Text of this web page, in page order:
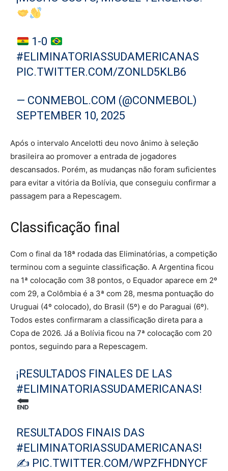
1-0
#ELIMINATORIASSUDAMERICANAS
PIC.TWITTER.COM/ZONLD5KLB6
— CONMEBOL.COM (@CONMEBOL)
SEPTEMBER 10, 2025
Após o intervalo Ancelotti deu novo ânimo à seleção
brasileira ao promover a entrada de jogadores
descansados. Porém, as mudanças não foram suficientes
para evitar a vitória da Bolívia, que conseguiu confirmar a
passagem para a Repescagem.
Classificação final
Com o final da 18ª rodada das Eliminatórias, a competição
terminou com a seguinte classificação. A Argentina ficou
na 1ª colocação com 38 pontos, o Equador aparece em 2º
com 29, a Colômbia é a 3ª com 28, mesma pontuação do
Uruguai (4º colocado), do Brasil (5º) e do Paraguai (6º).
Todos estes confirmaram a classificação direta para a
Copa de 2026. Já a Bolívia ficou na 7ª colocação com 20
pontos, seguindo para a Repescagem.
¡RESULTADOS FINALES DE LAS
#ELIMINATORIASSUDAMERICANAS!
RESULTADOS FINAIS DAS
#ELIMINATORIASSUDAMERICANAS!
✍️ PIC.TWITTER.COM/WPZFHDNYCF